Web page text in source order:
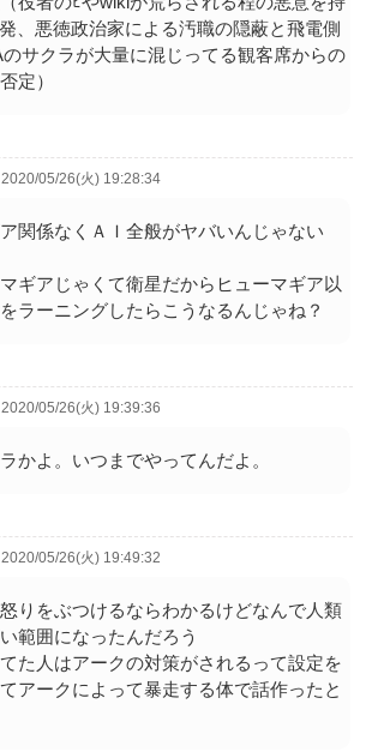
、悪徳政治家による汚職の隠蔽と飛電側
サクラが大量に混じってる観客席からの
定）
05/26(火) 19:28:34
関係なくＡＩ全般がヤバいんじゃない
ギアじゃくて衛星だからヒューマギア以
ラーニングしたらこうなるんじゃね？
05/26(火) 19:39:36
かよ。いつまでやってんだよ。
05/26(火) 19:49:32
りをぶつけるならわかるけどなんで人類
範囲になったんだろう
た人はアークの対策がされるって設定を
アークによって暴走する体で話作ったと